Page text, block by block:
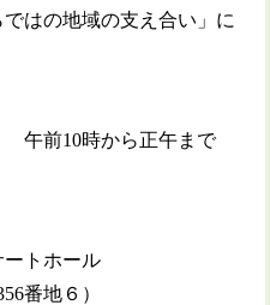
はの地域の支え合い」に
午前10時から正午まで
トホール
番地６）